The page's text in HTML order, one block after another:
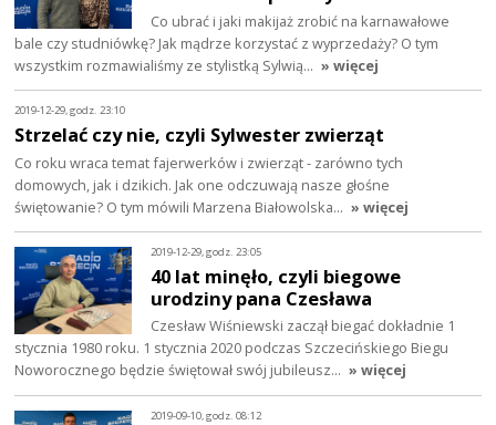
Co ubrać i jaki makijaż zrobić na karnawałowe
bale czy studniówkę? Jak mądrze korzystać z wyprzedaży? O tym
wszystkim rozmawialiśmy ze stylistką Sylwią… » więcej
2019-12-29, godz. 23:10
Strzelać czy nie, czyli Sylwester zwierząt
Co roku wraca temat fajerwerków i zwierząt - zarówno tych
domowych, jak i dzikich. Jak one odczuwają nasze głośne
świętowanie? O tym mówili Marzena Białowolska… » więcej
2019-12-29, godz. 23:05
40 lat minęło, czyli biegowe
urodziny pana Czesława
Czesław Wiśniewski zaczął biegać dokładnie 1
stycznia 1980 roku. 1 stycznia 2020 podczas Szczecińskiego Biegu
Noworocznego będzie świętował swój jubileusz… » więcej
2019-09-10, godz. 08:12